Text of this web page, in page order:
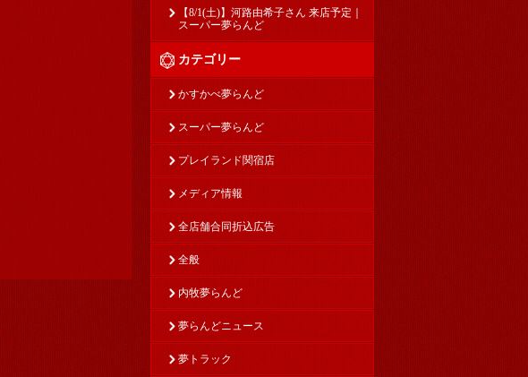
【8/1(土)】河路由希子さん 来店予定｜
スーパー夢らんど
カテゴリー
かすかべ夢らんど
スーパー夢らんど
プレイランド関宿店
メディア情報
全店舗合同折込広告
全般
内牧夢らんど
夢らんどニュース
夢トラック